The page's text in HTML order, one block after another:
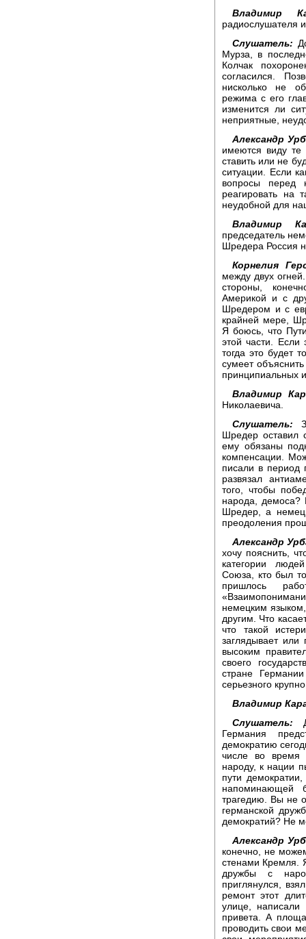
Владимир
радиослушателя
Слушатель:
Мурза, в
Колчак
согласился.
нисколько не
режима с его
изменится ли
неприятные,
Александр
имеются виду те
ставить или не
ситуации. Если
вопросы перед
реагировать на
неудобной для
Владимир
председатель
Шредера Россия
Корнелия
между двух
стороны,
Америкой и с
Шредером и с
крайней мере,
Я боюсь, что
этой части. Если
тогда это будет
сумеет
принципиальных
Владимир
Николаевича.
Слушатель:
Шредер оставил
ему обязаны
компенсации.
писали в
развязал
того, чтобы
народа,
Шредер, а
преодоления
Александр
хочу пояснить,
категории
Союза, кто был
пришлось
немецким
другим. Что
что такой
заглядывает
высоким
своего
стране
серьезного
Владимир
Слушатель:
Германия
демократию
числе во время
народу, к нации
пути
напоминающей
трагедию. Вы не
германской
демократий? Не
Александр
конечно, не
стенами Кремля.
дружбы с
приглянулся,
ремонт этот
улице,
привета. А
проводить свои